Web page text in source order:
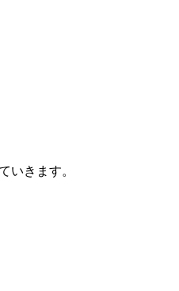
いきます。